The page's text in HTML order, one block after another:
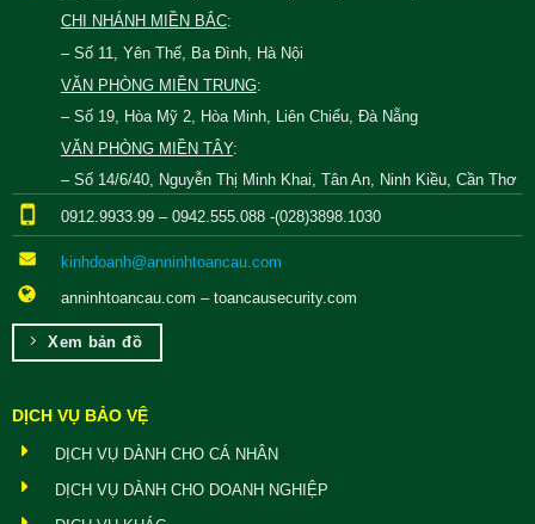
CHI NHÁNH MIỀN BẮC:
– Số 11, Yên Thế, Ba Đình, Hà Nội
VĂN PHÒNG MIỀN TRUNG:
– Số 19, Hòa Mỹ 2, Hòa Minh, Liên Chiểu, Đà Nẵng
VĂN PHÒNG MIỀN TÂY:
– Số 14/6/40, Nguyễn Thị Minh Khai, Tân An, Ninh Kiều, Cần Thơ
0912.9933.99 – 0942.555.088 -(028)3898.1030
kinhdoanh@anninhtoancau.com
anninhtoancau.com – toancausecurity.com
Xem bản đồ
DỊCH VỤ BẢO VỆ
DỊCH VỤ DÀNH CHO CÁ NHÂN
DỊCH VỤ DÀNH CHO DOANH NGHIỆP